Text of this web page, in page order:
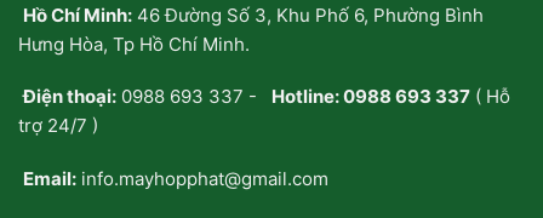
Hồ Chí Minh: 46 Đường Số 3, Khu Phố 6, Phường Bình
Hưng Hòa, Tp Hồ Chí Minh.
Điện thoại: 0988 693 337 - Hotline:0988 693 337 ( Hỗ
trợ 24/7 )
Email: info.mayhopphat@gmail.com